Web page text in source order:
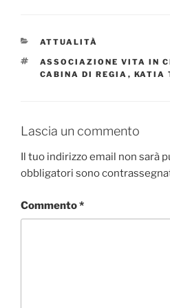
CATEGORIE
ATTUALITÀ
TAG
ASSOCIAZIONE VITA IN
CABINA DI REGIA , KATIA
Lascia un commento
Il tuo indirizzo email non sarà
obbligatori sono
Commento*